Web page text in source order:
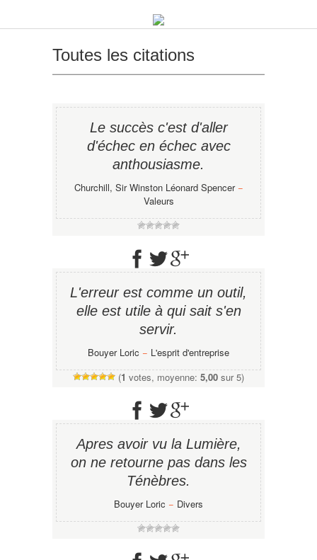
Toutes les citations
Le succès c'est d'aller
d'échec en échec avec
anthousiasme.
Churchill, Sir Winston Léonard Spencer−
Valeurs
L'erreur est comme un outil,
elle est utile à qui sait s'en
servir.
Bouyer Loric − L'esprit d'entreprise
(1 votes, moyenne: 5,00 sur 5)
Apres avoir vu la Lumière,
on ne retourne pas dans les
Ténèbres.
Bouyer Loric − Divers